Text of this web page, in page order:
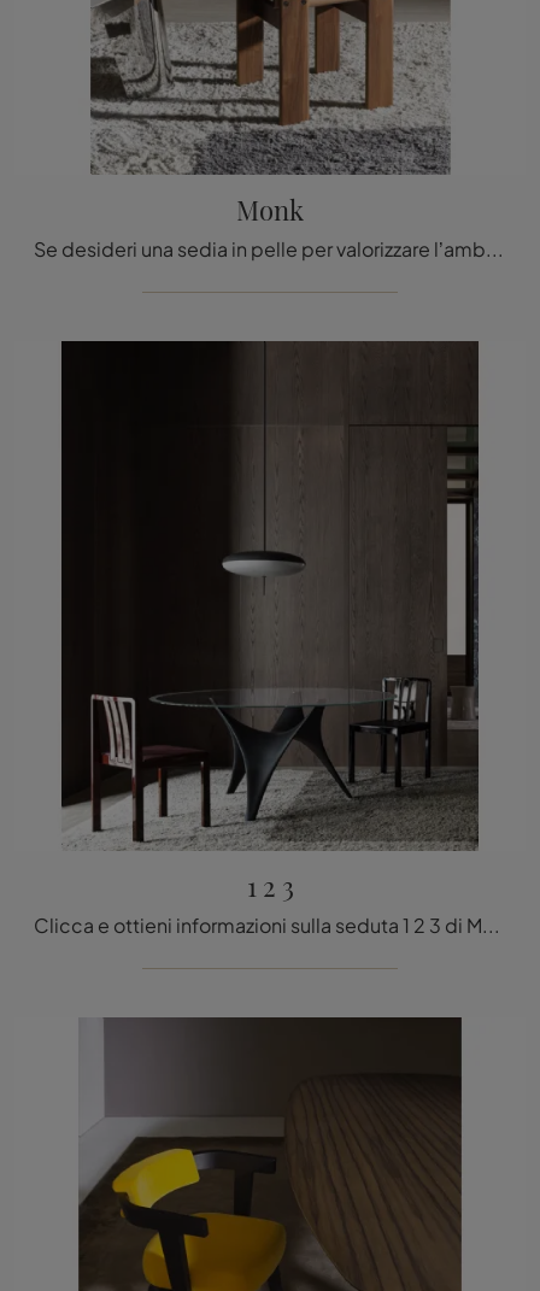
Monk
Se desideri una sedia in pelle per valorizzare l’ambiente di casa, scopri di più sul modello nella fotografia e trova un tavolo coordinato.
1 2 3
Clicca e ottieni informazioni sulla seduta 1 2 3 di Molteni & C in legno: le più belle Sedie fisse design ti aspettano.